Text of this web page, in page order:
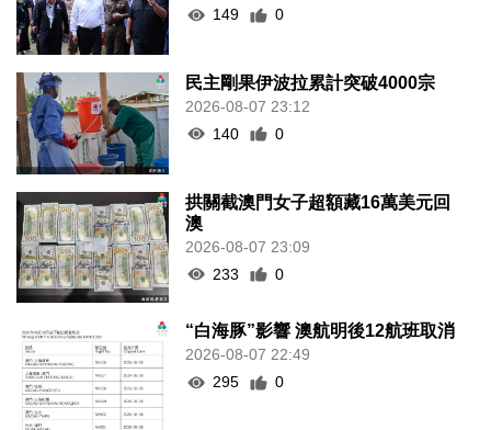
149
0
民主剛果伊波拉累計突破4000宗
2026-08-07 23:12
140
0
拱關截澳門女子超額藏16萬美元回
澳
2026-08-07 23:09
233
0
“白海豚”影響 澳航明後12航班取消
2026-08-07 22:49
295
0